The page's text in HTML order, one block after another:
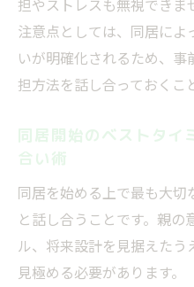
担やストレスも無視できま
注意点としては、同居に
いが明確化されるため、
担方法を話し合っておくこ
同居開始のベストタイ
合い術
同居を始める上で最も大切
と話し合うことです。親
ル、将来設計を見据えたう
見極める必要があります。